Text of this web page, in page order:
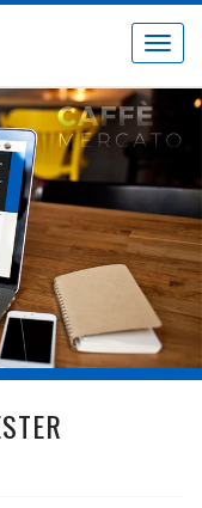
Toggle